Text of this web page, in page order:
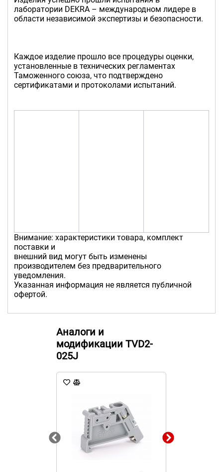
лаборатории DEKRA – международном лидере в
области независимой экспертизы и безопасности.
Каждое изделие прошло все процедуры оценки,
установленные в технических регламентах
Таможенного союза, что подтверждено
сертификатами и протоколами испытаний.
Внимание: характеристики товара, комплект
поставки и
внешний вид могут быть изменены
производителем без предварительного
уведомления.
Указанная информация не является публичной
офертой.
Аналоги и
модификации TVD2-
025J